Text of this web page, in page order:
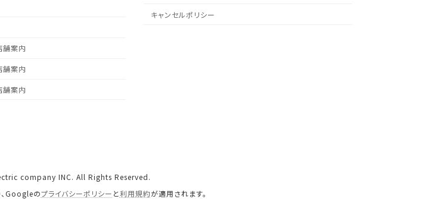
舗案内
舗案内
舗案内
キャンセルポリシー
company INC. All Rights Reserved.
Googleのプライバシーポリシー と利用規約が適用されます。